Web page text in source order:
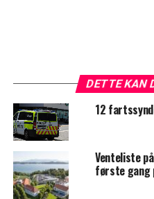
DETTE KAN
12
Venteliste
første gang